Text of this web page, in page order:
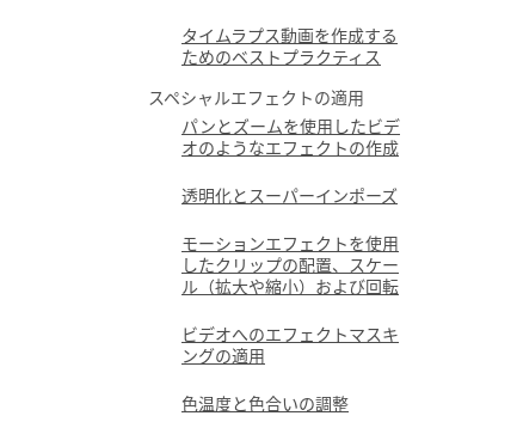
タイムラプス動画を作成する
ためのベストプラクティス
スペシャルエフェクトの適用
パンとズームを使用したビデ
オのようなエフェクトの作成
透明化とスーパーインポーズ
モーションエフェクトを使用
したクリップの配置、スケー
ル（拡大や縮小）および回転
ビデオへのエフェクトマスキ
ングの適用
色温度と色合いの調整